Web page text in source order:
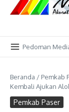
Pedoman
Beranda / Pemkab
Kembali Ajukan
Pemkab Paser